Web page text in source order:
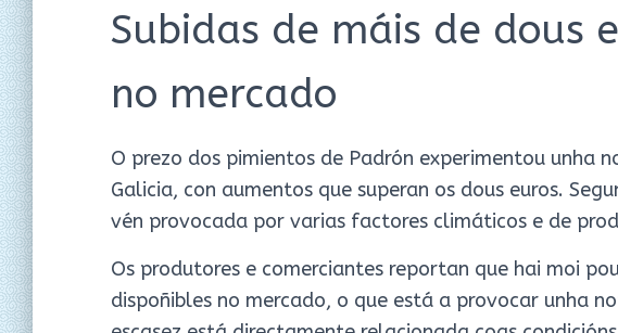
Subidas de máis de dous
no mercado
O prezo dos pimientos de Padrón experimentou unha
Galicia, con aumentos que superan os dous euros.
vén provocada por varias factores climáticos e de
Os produtores e comerciantes reportan que hai moi
dispoñibles no mercado, o que está a provocar unha